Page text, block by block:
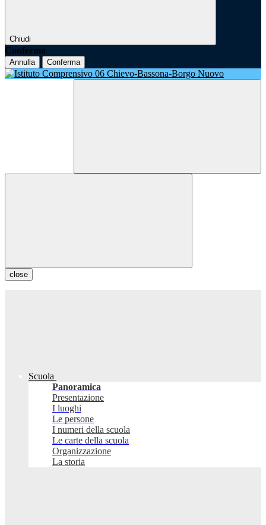
Chiudi
Conferma
Annulla Conferma
close
Scuola
Panoramica
Presentazione
I luoghi
Le persone
I numeri della scuola
Le carte della scuola
Organizzazione
La storia